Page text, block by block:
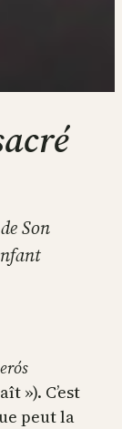
Son
»). C’est
peut la